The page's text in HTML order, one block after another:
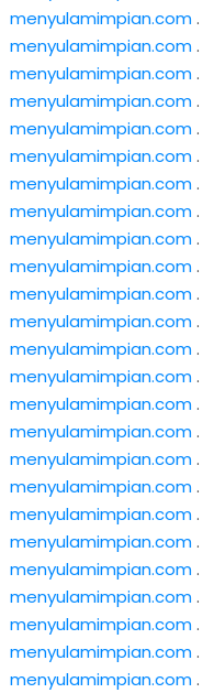
menyulamimpian.com.
menyulamimpian.com.
menyulamimpian.com.
menyulamimpian.com.
menyulamimpian.com.
menyulamimpian.com.
menyulamimpian.com.
menyulamimpian.com.
menyulamimpian.com.
menyulamimpian.com.
menyulamimpian.com.
menyulamimpian.com.
menyulamimpian.com.
menyulamimpian.com.
menyulamimpian.com.
menyulamimpian.com.
menyulamimpian.com.
menyulamimpian.com.
menyulamimpian.com.
menyulamimpian.com.
menyulamimpian.com.
menyulamimpian.com.
menyulamimpian.com.
menyulamimpian.com.
menyulamimpian.com.